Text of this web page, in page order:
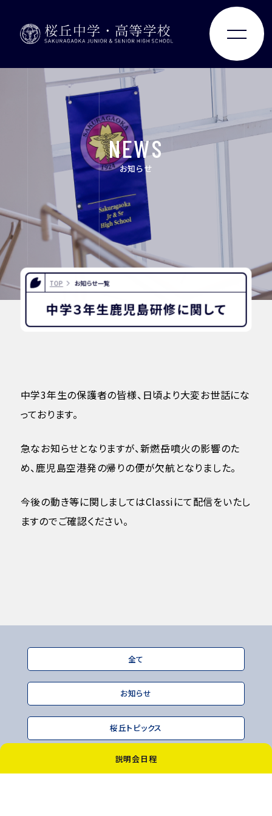
ABOUT
JUNIOR HIGH SCHOOL
SENIOR HIGH SCHOOL
SCHOOL LIFE
ACHIEVEMENTS
FOR EXAMINEES
INFORMATION
OTHERS
説明会日程
NEWS
お知らせ
TOP お知らせ一覧
中学３年生鹿児島研修に関して
中学3年生の保護者の皆様、日頃より大変お世話にな
っております。
急なお知らせとなりますが、新燃岳噴火の影響のた
め、鹿児島空港発の帰りの便が欠航となりました。
今後の動き等に関しましてはClassiにて配信をいたし
ますのでご確認ください。
全て
お知らせ
桜丘トピックス